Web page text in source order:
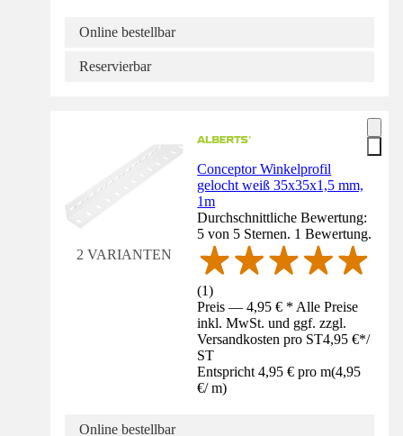
Online bestellbar
Reservierbar
2 VARIANTEN
Conceptor Winkelprofil
gelocht weiß 35x35x1,5 mm,
1m
Durchschnittliche Bewertung:
5 von 5 Sternen. 1 Bewertung.
(1)
Preis — 4,95 € * Alle Preise
inkl. MwSt. und ggf. zzgl.
Versandkosten pro ST4,95 €*/
ST
Entspricht 4,95 € pro m(4,95
€/ m)
Online bestellbar